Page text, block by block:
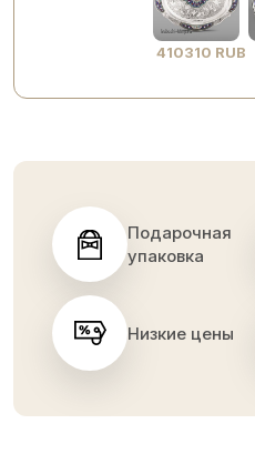
410310 RUB
Подарочная
упаковка
Низкие цены